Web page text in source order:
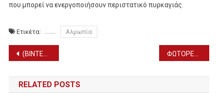
που μπορεί να ενεργοποιήσουν περιστατικό πυρκαγιάς.
Ετικέτα: Αλμωπία
Πλοήγηση
άρθρων
(ΒΙΝΤΕΟ) ΣΤΟΛΙΔΙ ΓΙΑ ΤΗΝ ΕΔΕΣΣΑ ΤΟ ΔΗΜΟΤΙΚΟ ΚΟΛΥΜΒΗΤΗΡΙΟ
RELATED POSTS